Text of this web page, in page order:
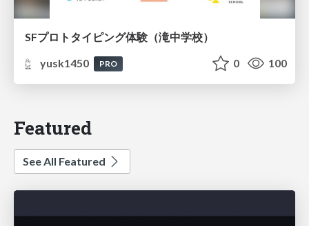
SFプロトタイピング体験（滝中学校）
yusk1450
PRO 0 100
Featured
See All Featured